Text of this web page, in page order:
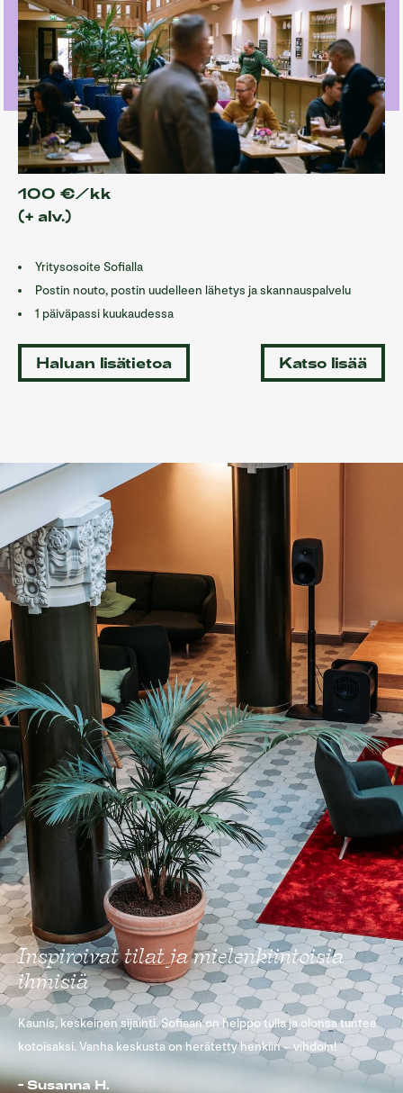
100 €/kk
(+ alv.)
Yritysosoite Sofialla
Postin nouto, postin uudelleen lähetys ja skannauspalvelu
1 päiväpassi kuukaudessa
Haluan lisätietoa Katso lisää
Inspiroivat tilat ja mielenkiintoisia
ihmisiä
Kaunis, keskeinen sijainti. Sofiaan on helppo tulla ja olonsa tuntee
kotoisaksi. Vanha keskusta on herätetty henkiin – vihdoin!
- Susanna H. ​